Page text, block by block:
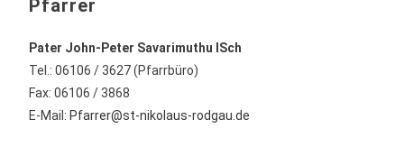
Pfarrer
Pater John-Peter Savarimuthu ISch
Tel.: 06106 / 3627 (Pfarrbüro)
Fax: 06106 / 3868
E-Mail:Pfarrer@st-nikolaus-rodgau.de